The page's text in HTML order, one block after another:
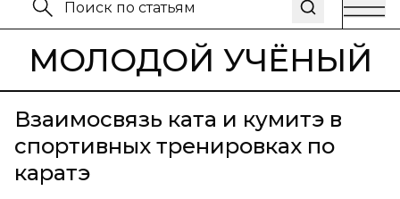
МОЛОДОЙ УЧЁНЫЙ
Взаимосвязь ката и кумитэ в
спортивных тренировках по
каратэ